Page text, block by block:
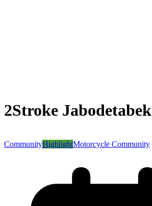
2Stroke Jabodetabek
CommunityHighlightMotorcycle Community